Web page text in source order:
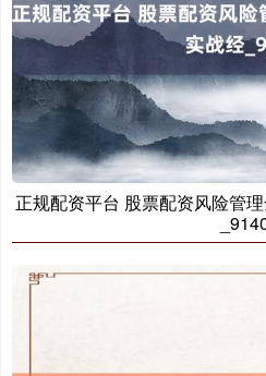
期指IC0
正规配资平台 股票配资风险管